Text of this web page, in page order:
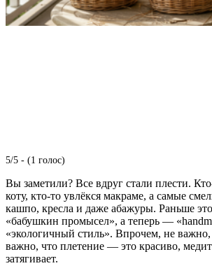
5/5 - (1 голос)
Вы заметили? Все вдруг стали плести.
коту, кто-то увлёкся макраме, а самые
кашпо, кресла и даже абажуры. Раньше
«бабушкин промысел», а теперь —
«экологичный стиль». Впрочем, не важно,
важно, что плетение — это красиво,
затягивает.